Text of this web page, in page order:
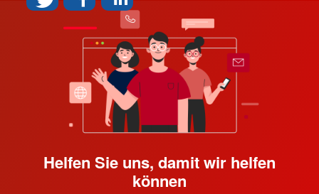
Helfen Sie uns, damit wir helfen
können